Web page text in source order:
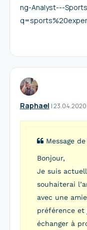
ng-Analyst---
Raphael I23.04.2020
Message de
Bonjour,
Je suis
souhaiterai
avec une
préférence et
échanger à